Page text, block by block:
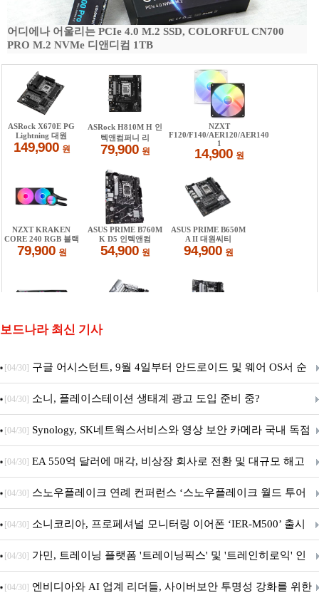
어디에나 어울리는 PCIe 4.0 M.2 SSD, COLORFUL CN700
PRO M.2 NVMe 디앤디컴 1TB
보드나라 최신 기사
[04/30] 구글 어시스턴트, 9월 4일부터 안드로이드 및 웨어 OS서 순
차 서비스 종료
[04/30] 소니, 플레이스테이션 생태계 광고 도입 준비 중?
[04/30] Synology, SK네트웍스서비스와 영상 보안 카메라 국내 독점
판매 파트너십 체결
[04/30] EA 550억 달러에 매각, 비상장 회사로 전환 및 대규모 해고
전망
[04/30] 스노우플레이크 연례 컨퍼런스 ‘스노우플레이크 월드 투어
서울’ 개최
[04/30] 소니코리아, 프로페셔널 모니터링 이어폰 ‘IER-M500’ 출시
[04/30] 가민, 트레이닝 플랫폼 '트레이닝픽스' 및 '트레인히로익' 인
수로 선수와 코치에 맞춤형 훈련 지원 확대
[04/30] 엔비디아와 AI 업계 리더들, 사이버보안 투명성 강화를 위한